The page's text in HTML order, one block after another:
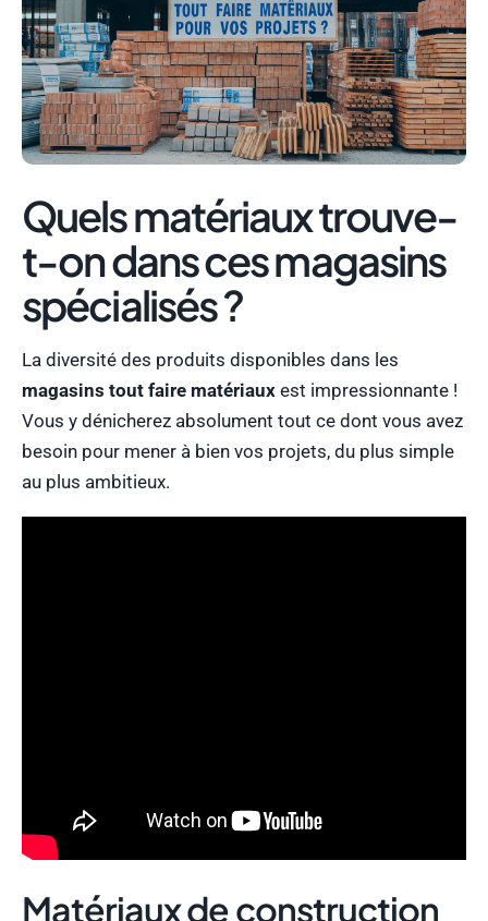
Quels matériaux trouve-
t-on dans ces magasins
spécialisés ?
La diversité des produits disponibles dans les
magasins tout faire matériaux est impressionnante !
Vous y dénicherez absolument tout ce dont vous avez
besoin pour mener à bien vos projets, du plus simple
au plus ambitieux.
Matériaux de construction